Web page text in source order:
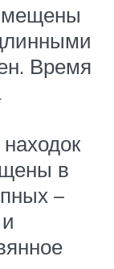
Время
в
–